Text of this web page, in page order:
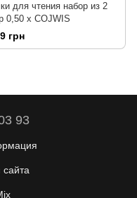
для чтения набор из 2
0,50 x COJWIS
грн
93